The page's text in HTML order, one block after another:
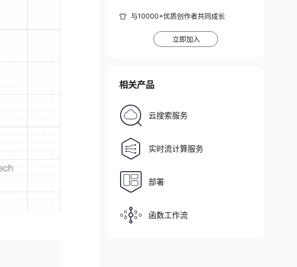
与10000+优质创作者共同成长
立即加入
相关产品
云搜索服务
实时流计算服务
部署
函数工作流